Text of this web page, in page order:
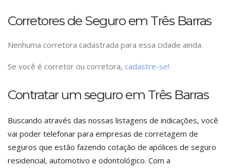
Corretores de Seguro em Três Barras
Nenhuma corretora cadastrada para essa cidade ainda.
Se você é corretor ou corretora, cadastre-se!
Contratar um seguro em Três Barras
Buscando através das nossas listagens de indicações, você
vai poder telefonar para empresas de corretagem de
seguros que estão fazendo cotação de apólices de seguro
residencial, automotivo e odontológico. Com a